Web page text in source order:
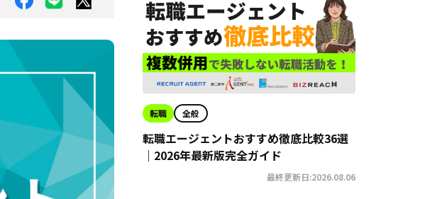
転職 全般
転職エージェントおすすめ徹底比較36選
｜2026年最新版完全ガイド
最終更新日:2026.08.06